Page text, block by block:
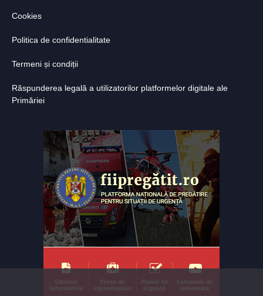
Cookies
Politica de confidentialitate
Termeni și condiții
Răspunderea legală a utilizatorilor platformelor digitale ale
Primăriei